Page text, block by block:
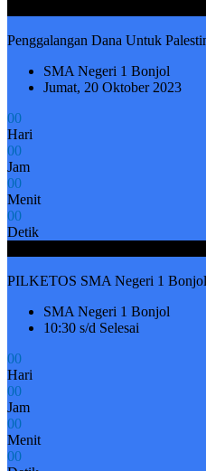
Penggalangan Dana Untuk
SMA Negeri 1 Bonjol
Jumat, 20 Oktober 2023
00
Hari
00
Jam
00
Menit
00
Detik
PILKETOS SMA Negeri 1 Bonjol
SMA Negeri 1 Bonjol
10:30 s/d Selesai
00
Hari
00
Jam
00
Menit
00